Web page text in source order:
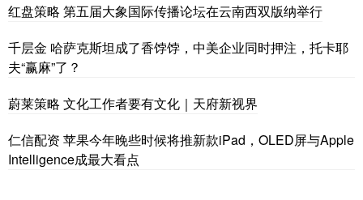
红盘策略 第五届大象国际传播论坛在云南西双版纳举行
千层金 哈萨克斯坦成了香饽饽，中美企业同时押注，托卡耶
夫“赢麻”了？
蔚莱策略 文化工作者要有文化｜天府新视界
仁信配资 苹果今年晚些时候将推新款iPad，OLED屏与Apple
Intelligence成最大看点